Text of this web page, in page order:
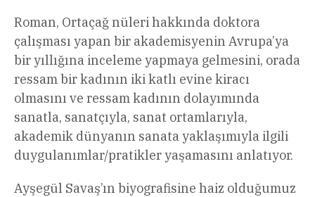
Roman, Ortaçağ nüleri hakkında doktora
çalışması yapan bir akademisyenin Avrupa’ya
bir yıllığına inceleme yapmaya gelmesini, orada
ressam bir kadının iki katlı evine kiracı
olmasını ve ressam kadının dolayımında
sanatla, sanatçıyla, sanat ortamlarıyla,
akademik dünyanın sanata yaklaşımıyla ilgili
duygulanımlar/pratikler yaşamasını anlatıyor.
Ayşegül Savaş’ın biyografisine haiz olduğumuz